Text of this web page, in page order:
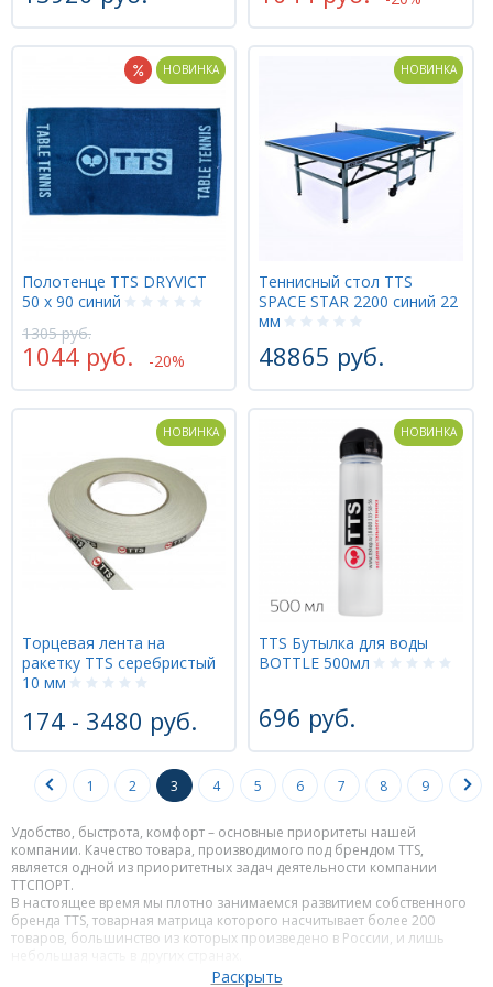
НОВИНКА
Полотенце TTS DRYVICT
50 х 90 синий
1305 руб.
1044 руб. -20%
НОВИНКА
Теннисный стол TTS
SPACE STAR 2200 синий 22
мм
48865 руб.
НОВИНКА
Торцевая лента на
ракетку TTS серебристый
10 мм
174 - 3480 руб.
НОВИНКА
TTS Бутылка для воды
BOTTLE 500мл
696 руб.
1 2 3 4 5 6 7 8 9
Удобство, быстрота, комфорт – основные приоритеты нашей
компании. Качество товара, производимого под брендом TTS,
является одной из приоритетных задач деятельности компании
ТТСПОРТ.
В настоящее время мы плотно занимаемся развитием собственного
бренда TTS, товарная матрица которого насчитывает более 200
товаров, большинство из которых произведено в России, и лишь
На протяжении последних лет Российский бренд TTS предлагает